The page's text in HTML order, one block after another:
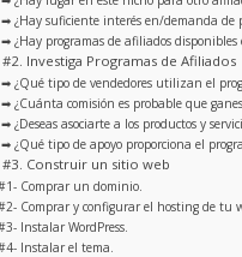
➡ ¿Hay suficiente interés en/demanda de
➡ ¿Hay programas de afiliados disponibles
#2. Investiga Programas de Afiliados
➡ ¿Qué tipo de vendedores utilizan el
➡ ¿Cuánta comisión es probable que
➡ ¿Deseas asociarte a los productos y
➡ ¿Qué tipo de apoyo proporciona el
#3. Construir un sitio web
Comprar un dominio.
Comprar y configurar el hosting de tu
Instalar WordPress.
Instalar el tema.